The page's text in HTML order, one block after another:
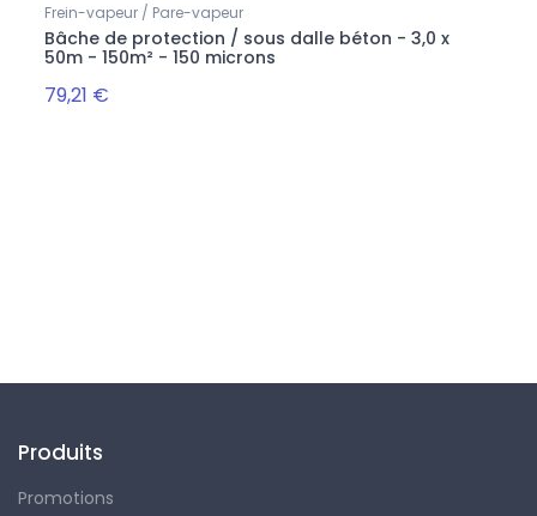
Frein-vapeur / Pare-vapeur
Bâche de protection / sous dalle béton - 3,0 x
50m - 150m² - 150 microns
79,21 €
Produits
Promotions